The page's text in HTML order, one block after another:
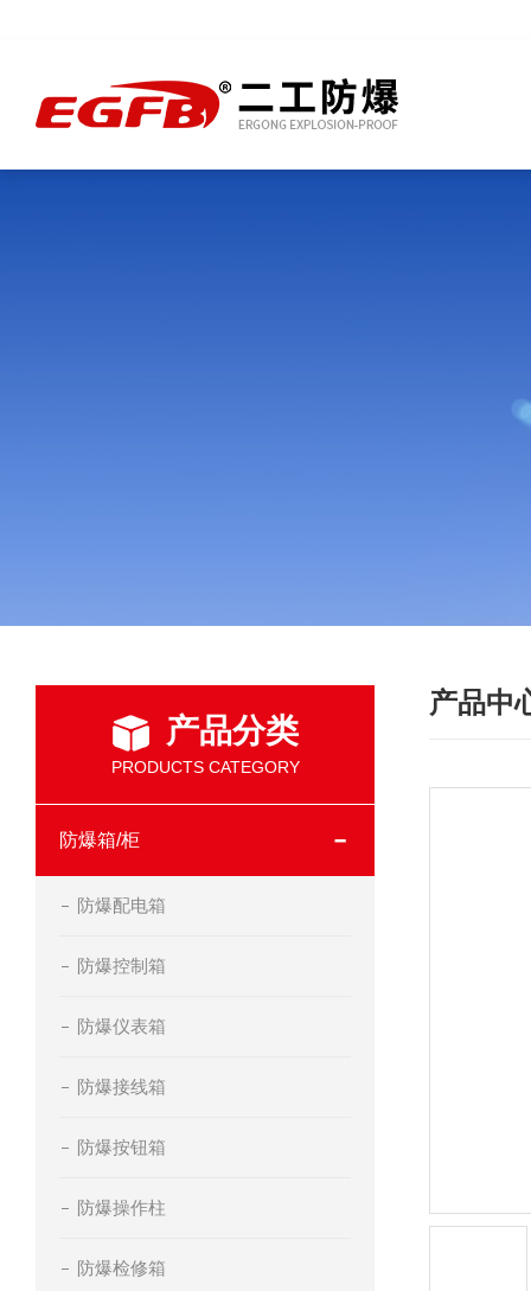
产品分类
PRODUCTS CATEGORY
防爆箱/柜
防爆配电箱
防爆控制箱
防爆仪表箱
防爆接线箱
防爆按钮箱
防爆操作柱
防爆检修箱
产品中